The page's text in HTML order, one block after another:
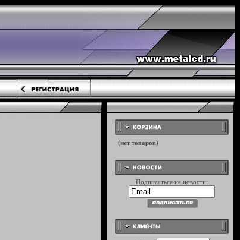
Подписаться на новости: